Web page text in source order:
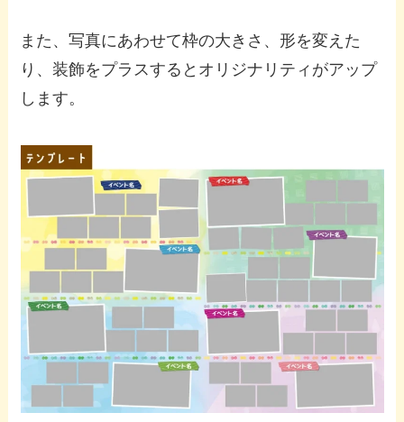
また、写真にあわせて枠の大きさ、形を変えた
り、装飾をプラスするとオリジナリティがアップ
します。